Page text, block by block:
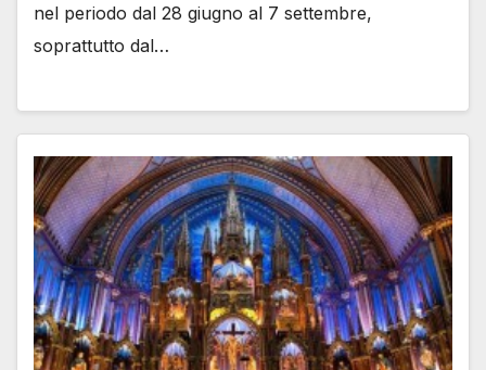
nel periodo dal 28 giugno al 7 settembre,
soprattutto dal…